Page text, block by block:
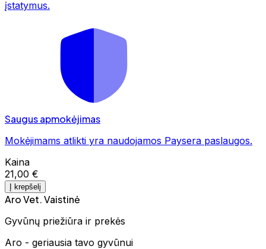
įstatymus.
Saugus apmokėjimas
Mokėjimams atlikti yra naudojamos Paysera paslaugos.
Kaina
21,00 €
Į krepšelį
Aro Vet. Vaistinė
Gyvūnų priežiūra ir prekės
Aro - geriausia tavo gyvūnui